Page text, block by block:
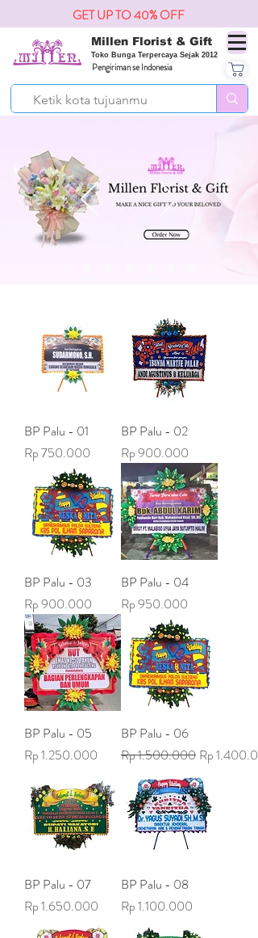
Millen Florist & Gift
Toko Bunga Terpercaya Sejak 2012
Pengiriman se Indonesia
GET UP TO 40% OFF
BP Palu - 01
Harga
Rp 750.000
BP Palu - 02
Harga
Rp 900.000
BP Palu - 03
Harga
Rp 900.000
BP Palu - 04
Harga
Rp 950.000
BP Palu - 05
Harga
Rp 1.250.000
BP Palu - 06
Harga Reguler
Rp 1.500.000 Harga
Rp
BP Palu - 07
Harga
Rp 1.650.000
BP Palu - 08
Harga
Rp 1.100.000